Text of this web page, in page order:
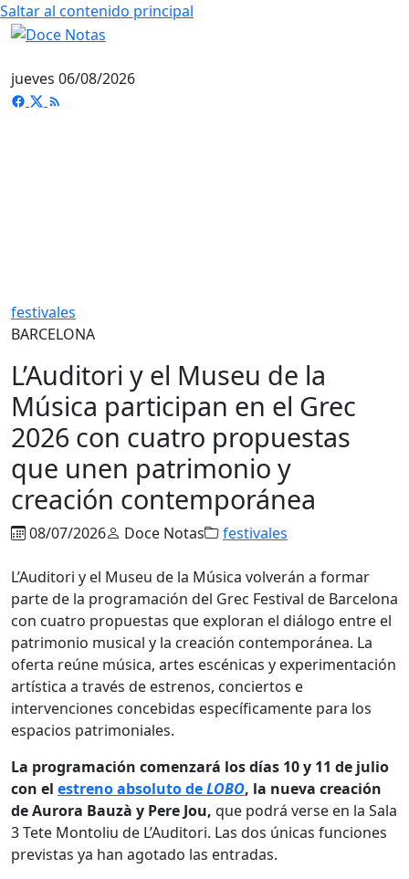
Saltar al contenido principal
jueves 06/08/2026
festivales
BARCELONA
L’Auditori y el Museu de la
Música participan en el Grec
2026 con cuatro propuestas
que unen patrimonio y
creación contemporánea
08/07/2026 Doce Notas festivales
L’Auditori y el Museu de la Música volverán a formar
parte de la programación del Grec Festival de Barcelona
con cuatro propuestas que exploran el diálogo entre el
patrimonio musical y la creación contemporánea. La
oferta reúne música, artes escénicas y experimentación
artística a través de estrenos, conciertos e
intervenciones concebidas específicamente para los
espacios patrimoniales.
La programación comenzará los días 10 y 11 de julio
con el estreno absoluto deLOBO, la nueva creación
de Aurora Bauzà y Pere Jou, que podrá verse en la Sala
3 Tete Montoliu de L’Auditori. Las dos únicas funciones
previstas ya han agotado las entradas.